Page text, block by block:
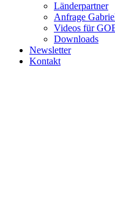
Länderpartner
Anfrage
Videos für
Downloads
Newsletter
Kontakt